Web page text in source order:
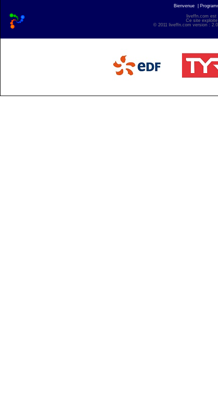
Bienvenue
liveffn.com est
Ce site
© 2011 liveffn.com version :